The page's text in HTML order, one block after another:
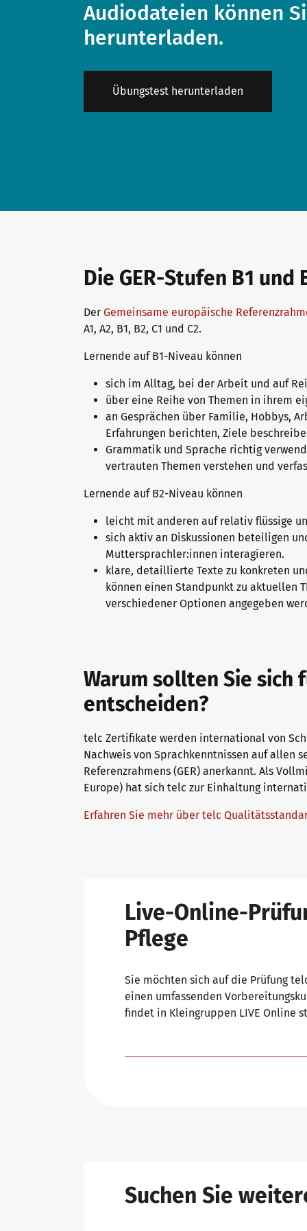
Downloadbereich
Infopakete
Qualifizierung Prüfungsverantwortung
Qualifikationsphasen
Training: Support & FAQ
Meet telc
Stellenangebote
Audiodateien können
herunterladen.
Übungstest herunterladen
Die GER-Stufen B1 und
Der Gemeinsame europäische
A1, A2, B1, B2, C1 und C2.
Lernende auf B1-Niveau können
sich im Alltag, bei der Arbeit und auf
über eine Reihe von Themen in ihrem
an Gesprächen über Familie, Hobbys,
Erfahrungen berichten, Ziele
Grammatik und Sprache richtig
vertrauten Themen verstehen und
Lernende auf B2-Niveau können
leicht mit anderen auf relativ flüssige
sich aktiv an Diskussionen beteiligen
Muttersprachler:innen interagieren.
klare, detaillierte Texte zu konkreten
können einen Standpunkt zu aktuellen
verschiedener Optionen angegeben
Warum sollten Sie sich
entscheiden?
telc Zertifikate werden international von
Nachweis von Sprachkenntnissen auf allen
Referenzrahmens (GER) anerkannt. Als
Europe) hat sich telc zur Einhaltung
Erfahren Sie mehr über telc
Live-Online-
Pflege
Sie möchten sich auf die Prüfung
einen umfassenden
findet in Kleingruppen LIVE Online
Suchen Sie